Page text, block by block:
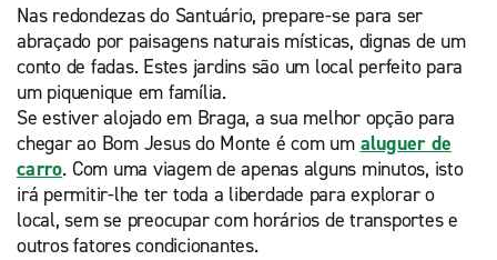
Nas redondezas do Santuário, prepare-se para ser
abraçado por paisagens naturais místicas, dignas de um
conto de fadas. Estes jardins são um local perfeito para
um piquenique em família.
Se estiver alojado em Braga, a sua melhor opção para
chegar ao Bom Jesus do Monte é com um aluguer de
carro. Com uma viagem de apenas alguns minutos, isto
irá permitir-lhe ter toda a liberdade para explorar o
local, sem se preocupar com horários de transportes e
outros fatores condicionantes.